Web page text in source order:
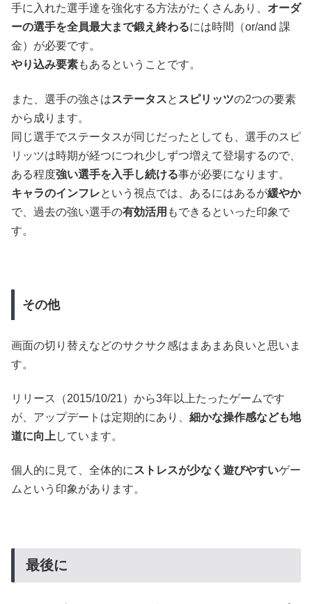
手に入れた選手達を強化する方法がたくさんあり、 オーダ
ーの選手を全員最大まで鍛え終わるには時間（or/and 課
金）が必要です。
やり込み要素もあるということです。
また、選手の強さはステータスと スピリッツの2つの要素
から成ります。
同じ選手でステータスが同じだったとしても、選手のスピ
リッツは時期が経つにつれ少しずつ増えて登場するので、
ある程度強い選手を入手し続ける事が必要になります。
キャラのインフレという視点では、あるにはあるが緩やか
で、過去の強い選手の有効活用 もできるといった印象で
す。
その他
画面の切り替えなどのサクサク感はまあまあ良いと思いま
す。
リリース（2015/10/21）から3年以上たったゲームです
が、アップデートは定期的にあり、 細かな操作感なども地
道に向上 しています。
個人的に見て、全体的に ストレスが少なく遊びやすいゲー
ムという印象があります。
最後に